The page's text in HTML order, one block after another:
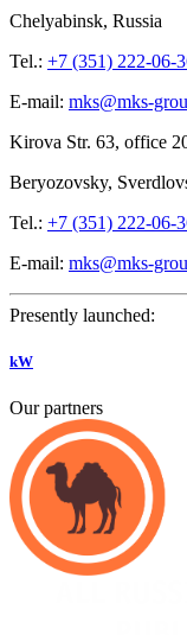
Chelyabinsk, Russia
Tel.: +7 (351) 222-06-
E-mail: mks@mks-
Kirova Str. 63, office
Beryozovsky,
Tel.: +7 (351) 222-06-
E-mail: mks@mks-
Presently launched:
kW
Our partners